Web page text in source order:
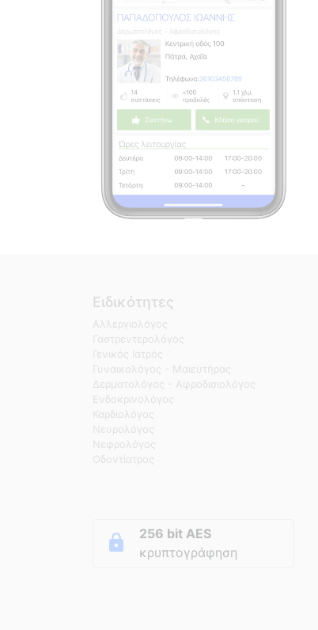
Ειδικότητες
Αλλεργιολόγος
Γαστρεντερολόγος
Γενικός Ιατρός
Γυναικολόγος - Μαιευτήρας
Δερματολόγος - Αφροδισιολόγος
Ενδοκρινολόγος
Καρδιολόγος
Νευρολόγος
Νεφρολόγος
Οδοντίατρος
256 bit AES
κρυπτογράφηση